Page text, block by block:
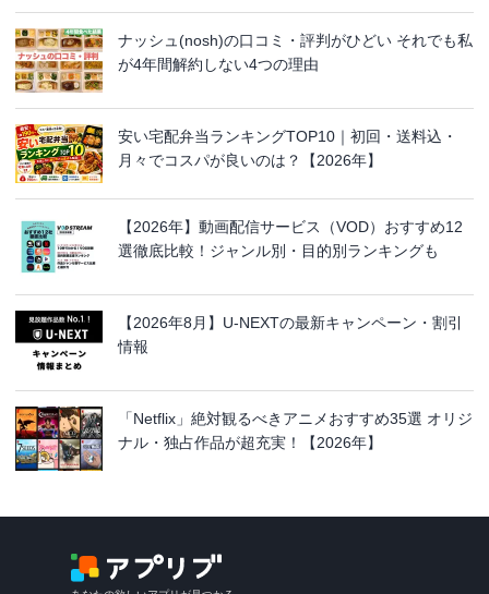
ナッシュ(nosh)の口コミ・評判がひどい それでも私
が4年間解約しない4つの理由
安い宅配弁当ランキングTOP10｜初回・送料込・
月々でコスパが良いのは？【2026年】
【2026年】動画配信サービス（VOD）おすすめ12
選徹底比較！ジャンル別・目的別ランキングも
【2026年8月】U-NEXTの最新キャンペーン・割引
情報
「Netflix」絶対観るべきアニメおすすめ35選 オリジ
ナル・独占作品が超充実！【2026年】